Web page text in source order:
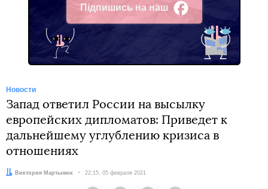
Підпишись на наш
Facebook
Новости
Запад ответил России на высылку
европейских дипломатов: Приведет к
дальнейшему углублению кризиса в
отношениях
Автор:Виктория Мартынюк Дата:
22:15, 05 февраля 2021